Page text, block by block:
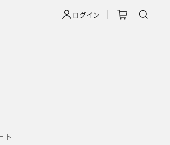
ログイン
ト